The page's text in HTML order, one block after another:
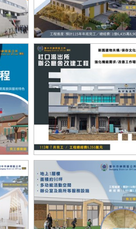
營利
神岡國小活動中心改建暨地下停車
場興建工程
社口派出所辦公廳舍改建工程